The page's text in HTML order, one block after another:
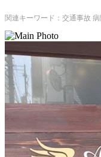
関連キーワード：交通事故